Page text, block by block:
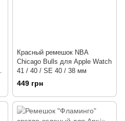
Красный ремешок NBA
Chicago Bulls для Apple Watch
41 / 40 / SE 40 / 38 мм
449 грн